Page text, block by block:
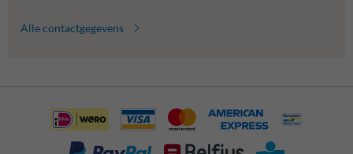
Alle contactgegevens